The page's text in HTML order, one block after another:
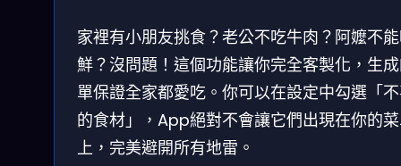
家裡有小朋友挑食？老公不吃牛肉？阿嬤不
鮮？沒問題！這個功能讓你完全客製化，生
單保證全家都愛吃。你可以在設定中勾選「
的食材」，App絕對不會讓它們出現在你的
上，完美避開所有地雷。